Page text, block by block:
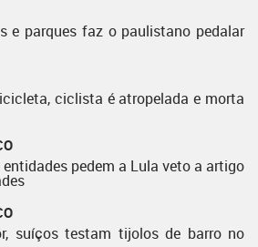
e parques faz o paulistano pedalar
ciclista é atropelada e morta
pedem a Lula veto a artigo
suíços testam tijolos de barro no